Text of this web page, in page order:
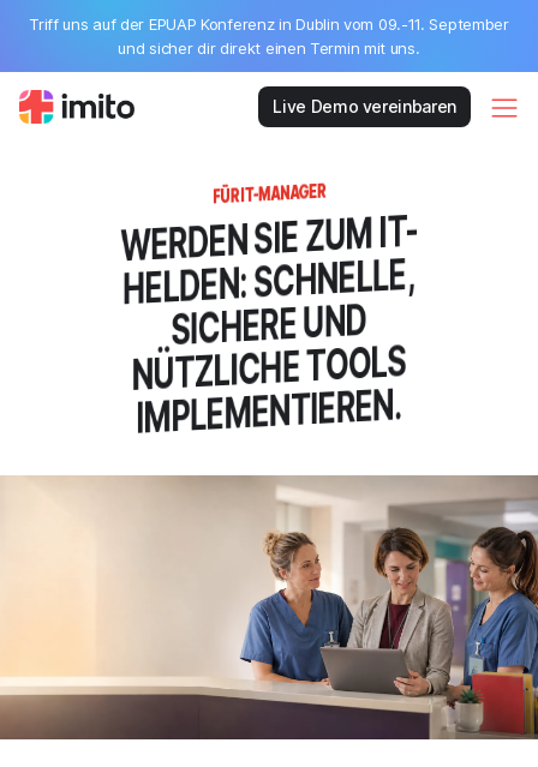
Triff uns auf der EPUAP Konferenz in Dublin vom 09.-11. September
und sicher dir direkt einen Termin mit uns.
Live Demo vereinbaren
FÜR IT-MANAGER
WERDEN SIE ZUM IT-
HELDEN: SCHNELLE,
SICHERE UND
NÜTZLICHE TOOLS
IMPLEMENTIEREN.